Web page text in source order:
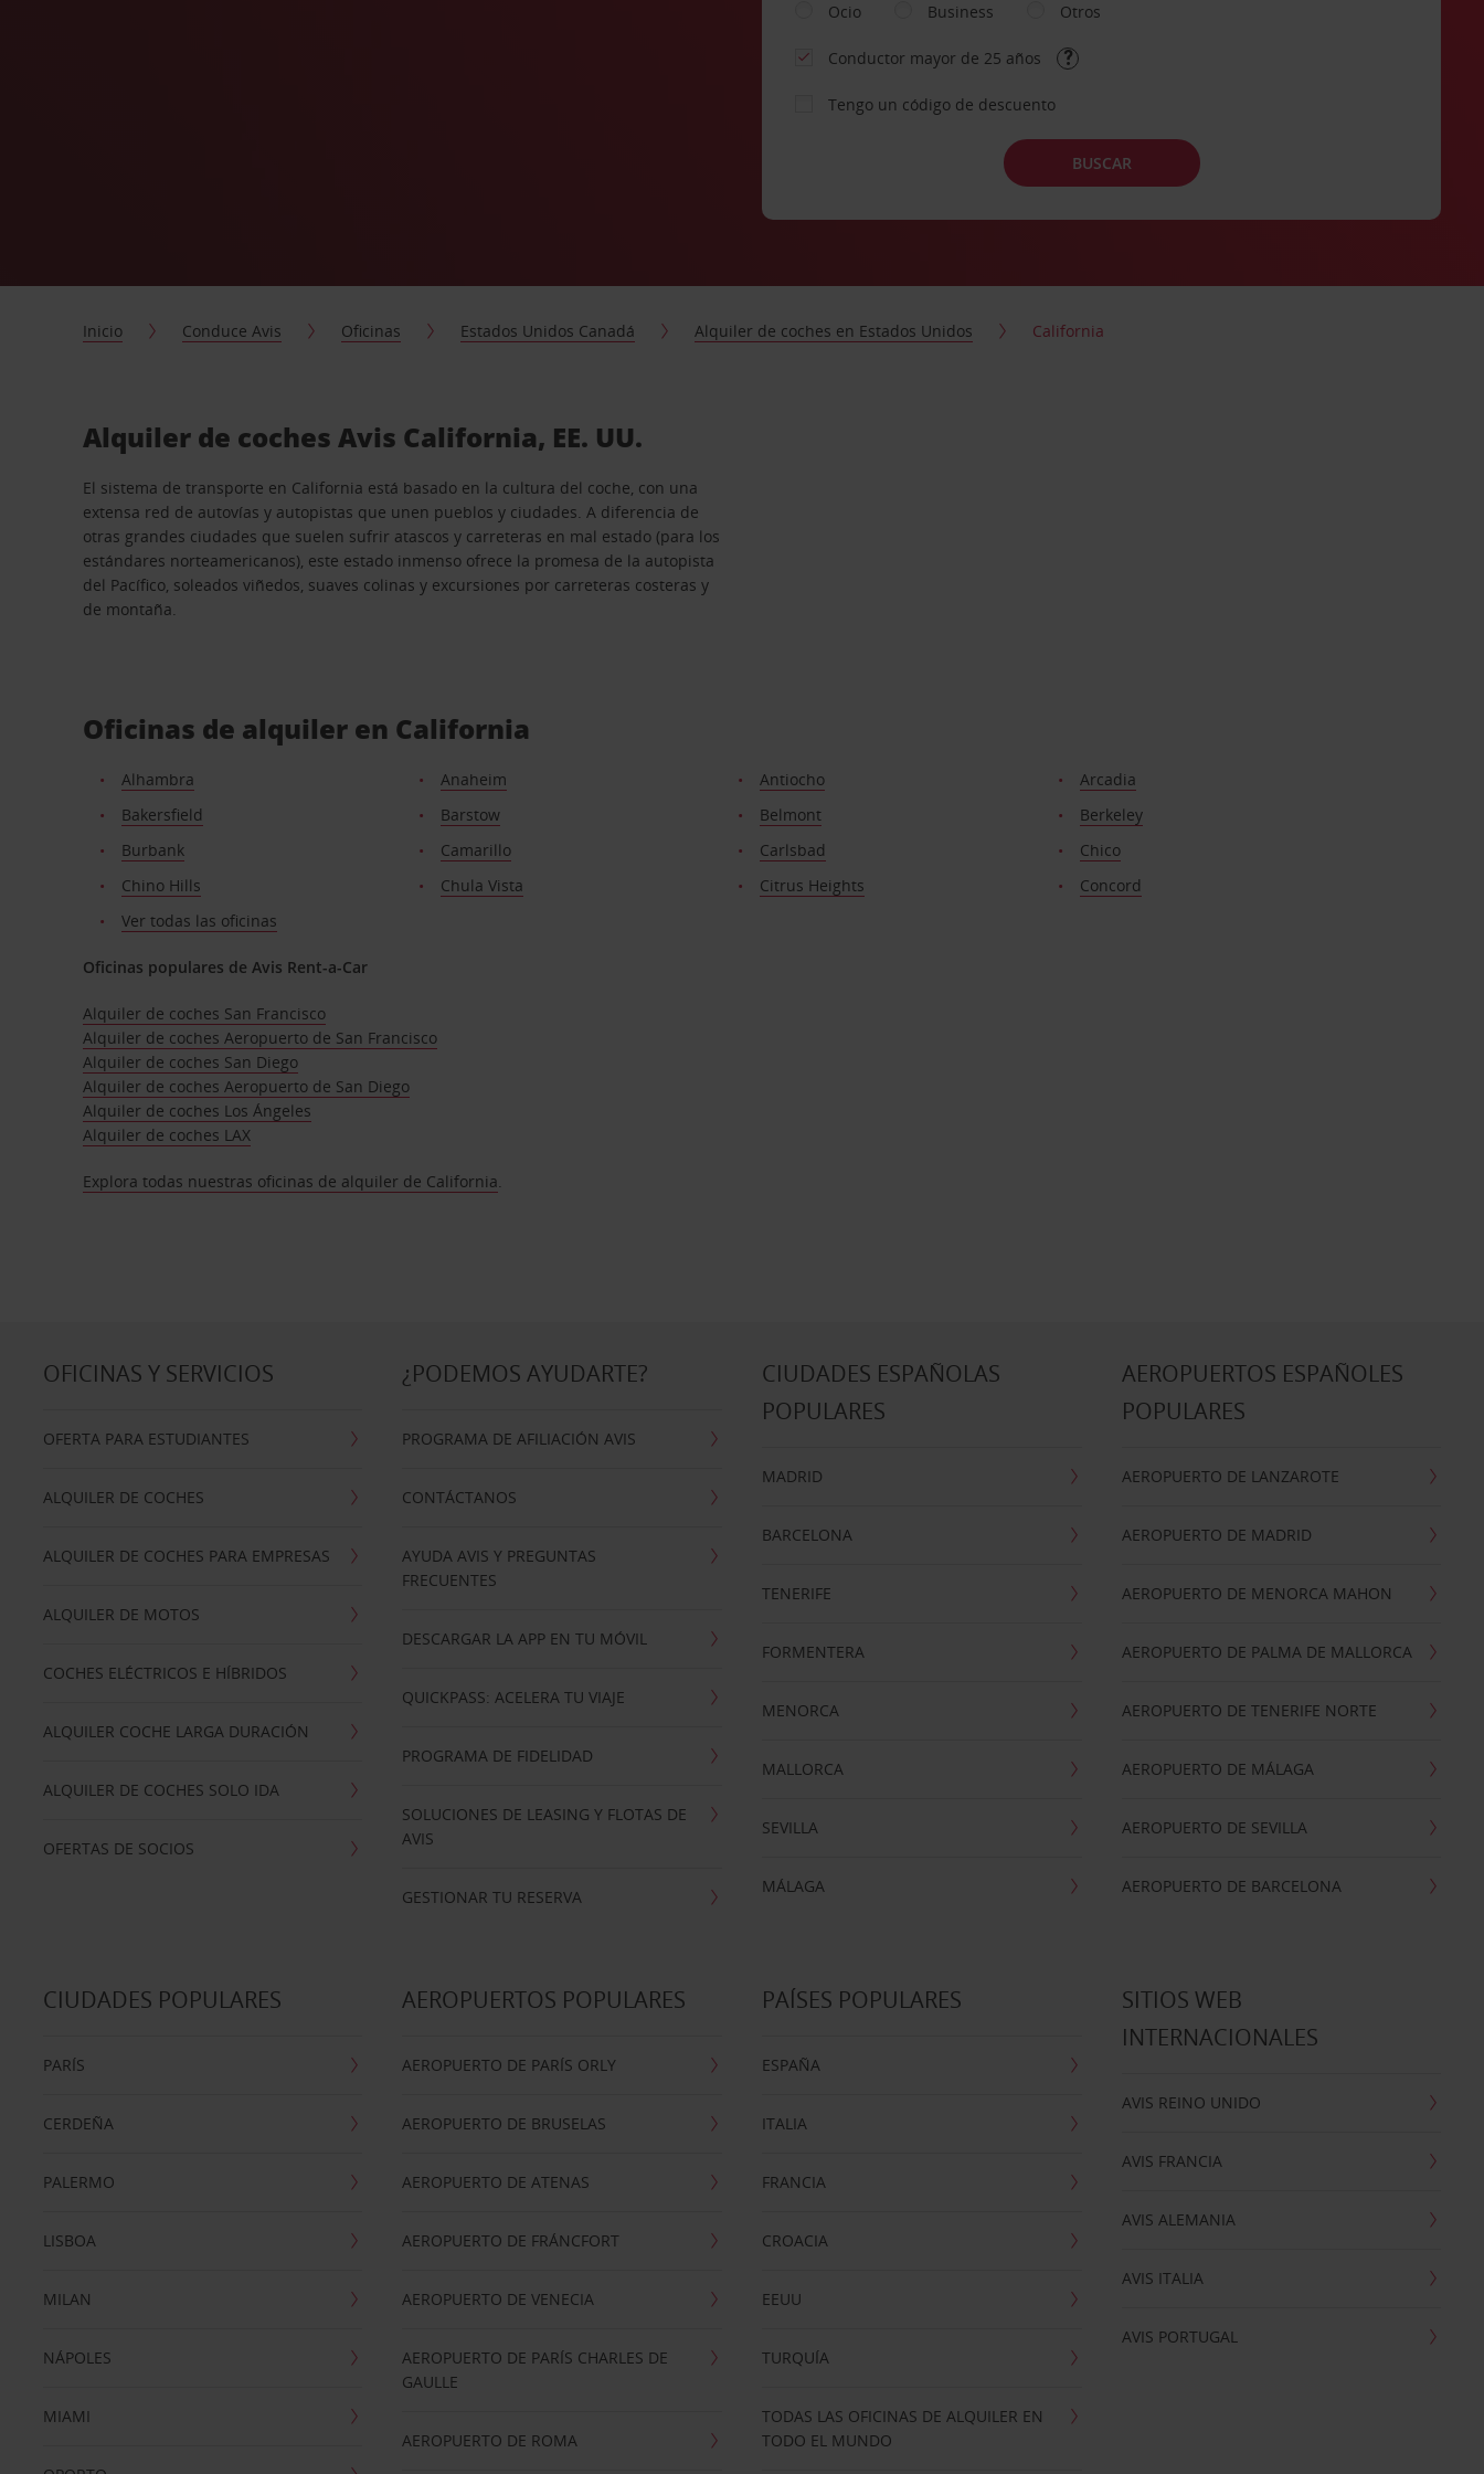
Ocio
Business Otros
Conductor mayor de 25 años
Tengo un código de descuento
BUSCAR
Inicio Conduce Avis Oficinas Estados Unidos Canadá Alquiler de coches en Estados Unidos California
Alquiler de coches Avis California, EE. UU.
El sistema de transporte en California está basado en la cultura del coche, con una
extensa red de autovías y autopistas que unen pueblos y ciudades. A diferencia de
otras grandes ciudades que suelen sufrir atascos y carreteras en mal estado (para los
estándares norteamericanos), este estado inmenso ofrece la promesa de la autopista
del Pacífico, soleados viñedos, suaves colinas y excursiones por carreteras costeras y
de montaña.
Oficinas de alquiler en California
Alhambra Anaheim Antiocho
Arcadia
Bakersfield
Barstow Belmont
Berkeley
Burbank
Camarillo Carlsbad
Chico
Chino Hills
Chula Vista Citrus Heights
Concord
Ver todas las oficinas
Oficinas populares de Avis Rent-a-Car
Alquiler de coches San Francisco
Alquiler de coches Aeropuerto de San Francisco
Alquiler de coches San Diego
Alquiler de coches Aeropuerto de San Diego
Alquiler de coches Los Ángeles
Alquiler de coches LAX
Explora todas nuestras oficinas de alquiler de California.
OFICINAS Y SERVICIOS
OFERTA PARA ESTUDIANTES
ALQUILER DE COCHES
ALQUILER DE COCHES PARA EMPRESAS
ALQUILER DE MOTOS
COCHES ELÉCTRICOS E HÍBRIDOS
ALQUILER COCHE LARGA DURACIÓN
ALQUILER DE COCHES SOLO IDA
OFERTAS DE SOCIOS
¿PODEMOS AYUDARTE?
PROGRAMA DE AFILIACIÓN AVIS
CONTÁCTANOS
AYUDA AVIS Y PREGUNTAS
FRECUENTES
DESCARGAR LA APP EN TU MÓVIL
QUICKPASS: ACELERA TU VIAJE
PROGRAMA DE FIDELIDAD
SOLUCIONES DE LEASING Y FLOTAS DE
AVIS
GESTIONAR TU RESERVA
CIUDADES ESPAÑOLAS
POPULARES
MADRID
BARCELONA
TENERIFE
FORMENTERA
MENORCA
MALLORCA
SEVILLA
MÁLAGA
AEROPUERTOS ESPAÑOLES
POPULARES
AEROPUERTO DE LANZAROTE
AEROPUERTO DE MADRID
AEROPUERTO DE MENORCA MAHON
AEROPUERTO DE PALMA DE MALLORCA
AEROPUERTO DE TENERIFE NORTE
AEROPUERTO DE MÁLAGA
AEROPUERTO DE SEVILLA
AEROPUERTO DE BARCELONA
CIUDADES POPULARES
PARÍS
CERDEÑA
PALERMO
LISBOA
MILAN
NÁPOLES
MIAMI
AEROPUERTOS POPULARES
AEROPUERTO DE PARÍS ORLY
AEROPUERTO DE BRUSELAS
AEROPUERTO DE ATENAS
AEROPUERTO DE FRÁNCFORT
AEROPUERTO DE VENECIA
AEROPUERTO DE PARÍS CHARLES DE
GAULLE
AEROPUERTO DE ROMA
PAÍSES POPULARES
ESPAÑA
ITALIA
FRANCIA
CROACIA
EEUU
TURQUÍA
TODAS LAS OFICINAS DE ALQUILER EN
TODO EL MUNDO
SITIOS WEB
INTERNACIONALES
AVIS REINO UNIDO
AVIS FRANCIA
AVIS ALEMANIA
AVIS ITALIA
AVIS PORTUGAL